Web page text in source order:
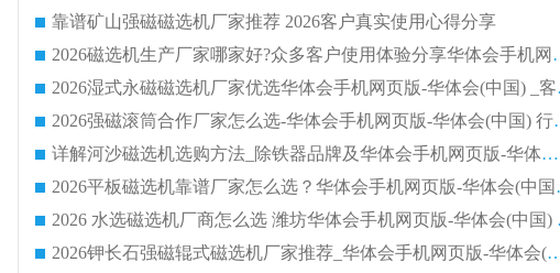
靠谱矿山强磁磁选机厂家推荐 2026客户真实使用心得分享
2026磁选机生产厂家
2026湿
2026强磁滚筒合
详解河沙磁选机选购方法_除铁器品牌及华体会手机网页版-华体会(中国) 企业解析
2026平板磁
2026 水
2026钾长石强磁辊式磁选机厂家推荐_华体会手机网